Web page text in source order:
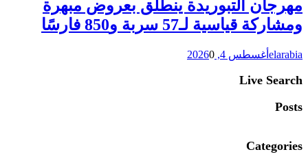
مهرجان التبوريدة ينطلق بعروض مبهرة
ومشاركة قياسية لـ57 سربة و850 فارسًا
elarabia أغسطس 4, 2026 0
Live Search
Posts
Categories